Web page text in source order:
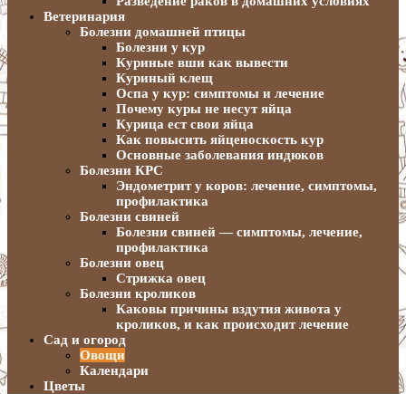
Ветеринария
Болезни домашней птицы
Болезни у кур
Куриные вши как вывести
Куриный клещ
Оспа у кур: симптомы и лечение
Почему куры не несут яйца
Курица ест свои яйца
Как повысить яйценоскость кур
Основные заболевания индюков
Болезни КРС
Эндометрит у коров: лечение, симптомы,
профилактика
Болезни свиней
Болезни свиней — симптомы, лечение,
профилактика
Болезни овец
Стрижка овец
Болезни кроликов
Каковы причины вздутия живота у
кроликов, и как происходит лечение
Сад и огород
Овощи
Календари
Цветы